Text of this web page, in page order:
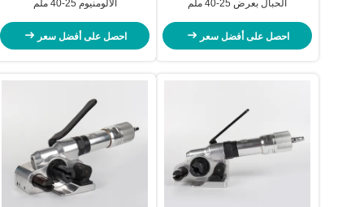
الحبال بعرض 25-40 ملم
احصل على أفضل سعر
الألومنيوم 25-40 ملم
احصل على أفضل سعر